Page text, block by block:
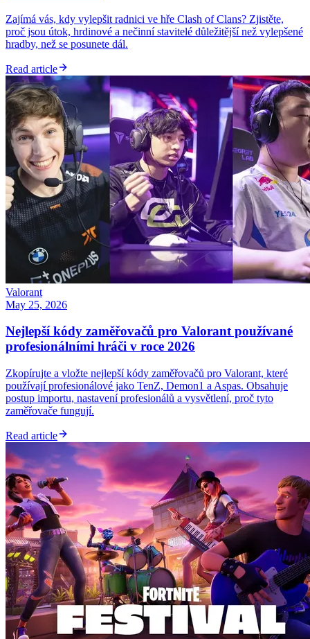
Zajímá vás, kdy vylepšit radnici ve hře Clash of Clans? Zjistěte,
proč jsou útok, hrdinové a nečinní stavitelé důležitější než vylepšené
hradby, než se posunete dál.
Read article
Valorant
May 25, 2026
Nejlepší kódy zaměřovačů pro Valorant používané
profesionálními hráči v roce 2026
Zkopírujte a vložte nejlepší kódy zaměřovačů pro Valorant, které
používají profesionálové jako TenZ, Demon1 a Aspas. Obsahuje
postup importu, nastavení profesionálů a vysvětlení, proč tyto
zaměřovače fungují.
Read article